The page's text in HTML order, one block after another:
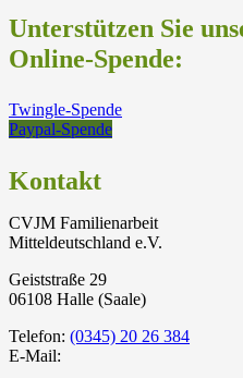
Unterstützen Sie
Online-Spende:
Twingle-Spende
Paypal-Spende
Kontakt
CVJM Familienarbeit
Mitteldeutschland e.V.
Geiststraße 29
06108 Halle (Saale)
Telefon: (0345) 20 26 384
E-Mail: